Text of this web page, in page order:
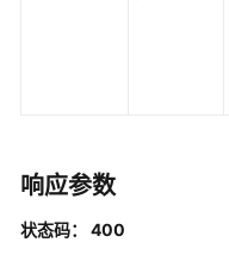
加
统
响应参数
状态码： 400